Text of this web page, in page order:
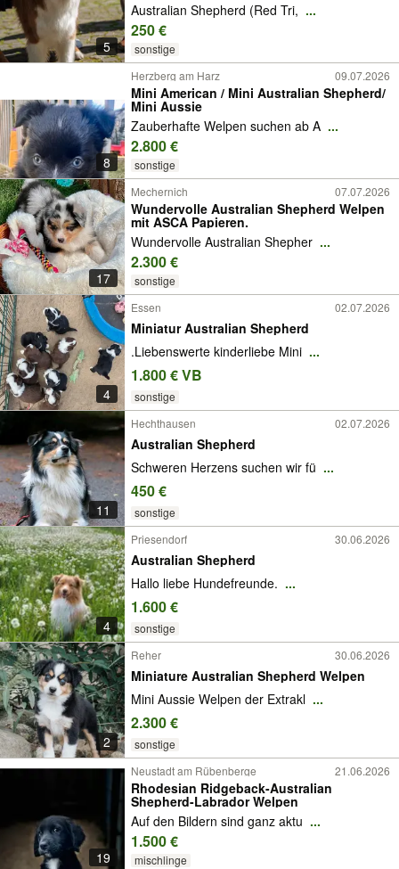
5
Australian Shepherd (Red Tri, ...
250 €
sonstige
8
Herzberg am Harz 09.07.2026
Mini American / Mini Australian Shepherd/
Mini Aussie
Zauberhafte Welpen suchen ab A ...
2.800 €
sonstige
17
Mechernich 07.07.2026
Wundervolle Australian Shepherd Welpen
mit ASCA Papieren.
Wundervolle Australian Shepher ...
2.300 €
sonstige
4
Essen 02.07.2026
Miniatur Australian Shepherd
.Liebenswerte kinderliebe Mini ...
1.800 € VB
sonstige
11
Hechthausen 02.07.2026
Australian Shepherd
Schweren Herzens suchen wir fü ...
450 €
sonstige
4
Priesendorf 30.06.2026
Australian Shepherd
Hallo liebe Hundefreunde. ...
1.600 €
sonstige
2
Reher 30.06.2026
Miniature Australian Shepherd Welpen
Mini Aussie Welpen der Extrakl ...
2.300 €
sonstige
19
Neustadt am Rübenberge 21.06.2026
Rhodesian Ridgeback-Australian
Shepherd-Labrador Welpen
Auf den Bildern sind ganz aktu ...
1.500 €
mischlinge